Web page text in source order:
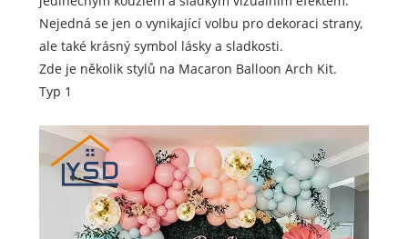
Nejedná se jen o vynikající volbu pro dekoraci strany,
ale také krásný symbol lásky a sladkosti.
Zde je několik stylů na Macaron Balloon Arch Kit.
Typ 1